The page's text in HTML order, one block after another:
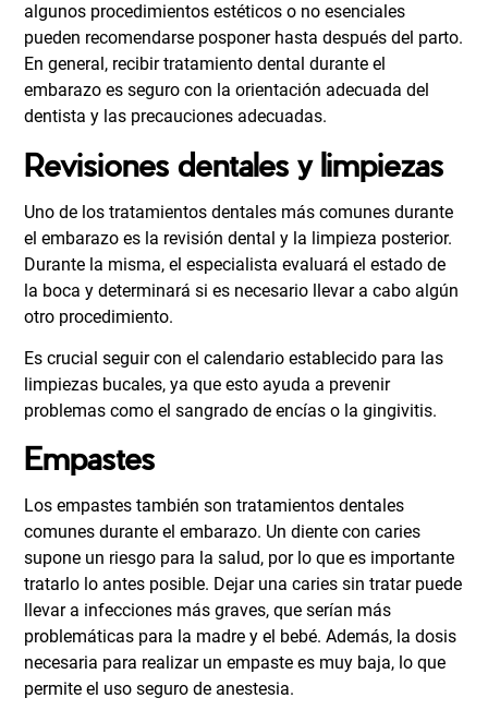
algunos procedimientos estéticos o no esenciales
pueden recomendarse posponer hasta después del parto.
En general, recibir tratamiento dental durante el
embarazo es seguro con la orientación adecuada del
dentista y las precauciones adecuadas.
Revisiones dentales y limpiezas
Uno de los tratamientos dentales más comunes durante
el embarazo es la revisión dental y la limpieza posterior.
Durante la misma, el especialista evaluará el estado de
la boca y determinará si es necesario llevar a cabo algún
otro procedimiento.
Es crucial seguir con el calendario establecido para las
limpiezas bucales, ya que esto ayuda a prevenir
problemas como el sangrado de encías o la gingivitis.
Empastes
Los empastes también son tratamientos dentales
comunes durante el embarazo. Un diente con caries
supone un riesgo para la salud, por lo que es importante
tratarlo lo antes posible. Dejar una caries sin tratar puede
llevar a infecciones más graves, que serían más
problemáticas para la madre y el bebé. Además, la dosis
necesaria para realizar un empaste es muy baja, lo que
permite el uso seguro de anestesia.